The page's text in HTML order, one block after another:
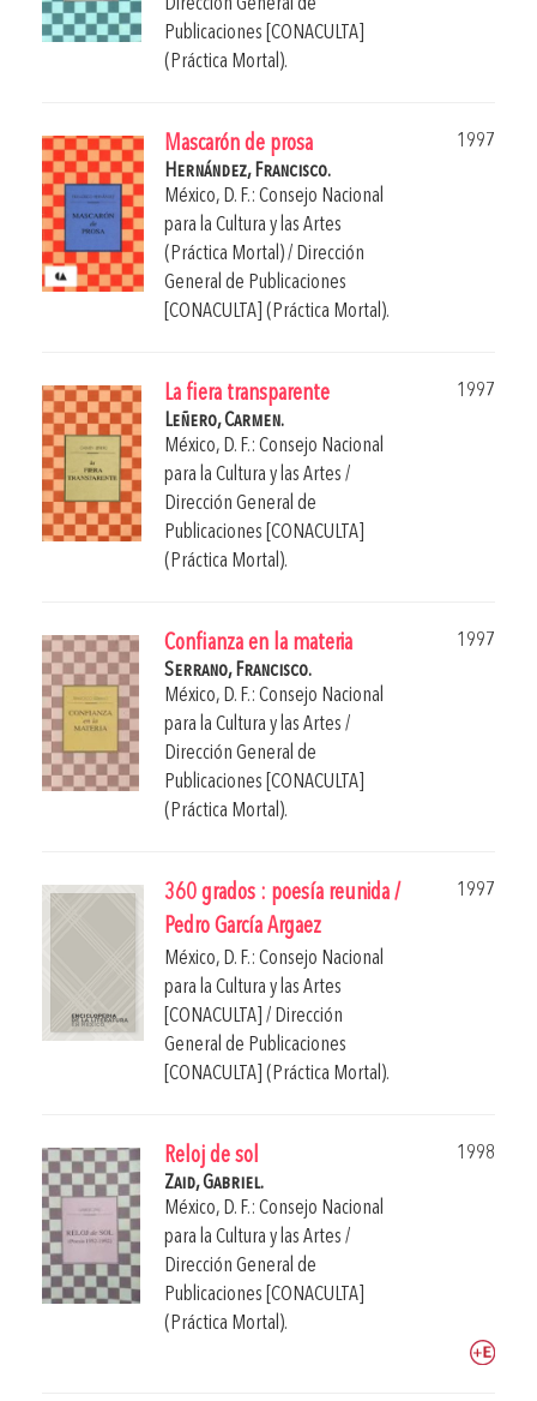
Publicaciones [CONACULTA]
(Práctica Mortal).
Mascarón de prosa
1997
Hernández, Francisco.
México, D. F.: Consejo Nacional
para la Cultura y las Artes
(Práctica Mortal) / Dirección
General de Publicaciones
[CONACULTA] (Práctica Mortal).
La fiera transparente
1997
Leñero, Carmen.
México, D. F.: Consejo Nacional
para la Cultura y las Artes /
Dirección General de
Publicaciones [CONACULTA]
(Práctica Mortal).
Confianza en la materia
1997
Serrano, Francisco.
México, D. F.: Consejo Nacional
para la Cultura y las Artes /
Dirección General de
Publicaciones [CONACULTA]
(Práctica Mortal).
360 grados : poesía reunida /
Pedro García Argaez
1997
México, D. F.: Consejo Nacional
para la Cultura y las Artes
[CONACULTA] / Dirección
General de Publicaciones
[CONACULTA] (Práctica Mortal).
Reloj de sol
1998
Zaid, Gabriel.
México, D. F.: Consejo Nacional
para la Cultura y las Artes /
Dirección General de
Publicaciones [CONACULTA]
(Práctica Mortal).